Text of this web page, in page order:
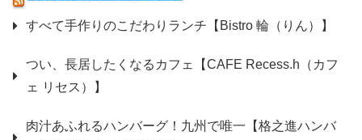
すべて手作りのこだわりランチ【Bistro 輪（りん）】
つい、長居したくなるカフェ【CAFE Recess.h（カフ
ェ リセス）】
肉汁あふれるハンバーグ！九州で唯一【格之進ハンバ